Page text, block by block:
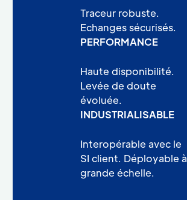
Traceur robuste.
Echanges sécurisés.
PERFORMANCE
Haute disponibilité.
Levée de doute
évoluée.
INDUSTRIALISABLE
Interopérable avec le
SI client. Déployable à
grande échelle.